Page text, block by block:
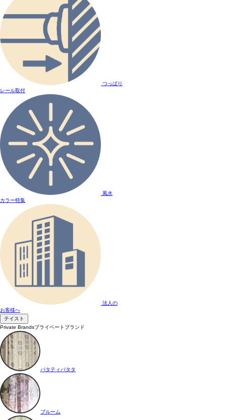
つっぱり
レール取付
風水
カラー特集
法人の
お客様へ
テイスト
Private Brandsプライベートブランド
パタティパタタ
ブルーム